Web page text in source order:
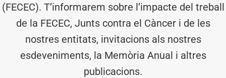
(FECEC). T’informarem sobre l’impacte del treball
de la FECEC, Junts contra el Càncer i de les
nostres entitats, invitacions als nostres
esdeveniments, la Memòria Anual i altres
publicacions.